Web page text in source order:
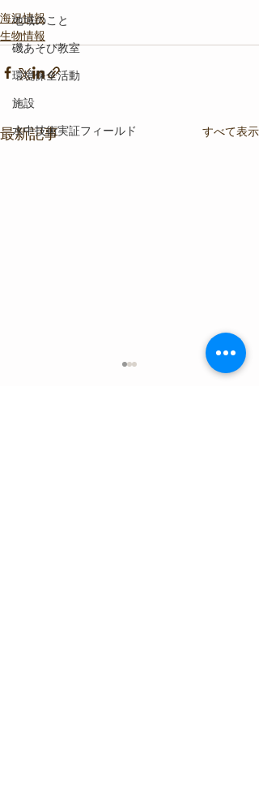
地域のこと
磯あそび教室
環境保全活動
施設
水中技術実証フィールド
海況情報
生物情報
最新記事 すべて表示